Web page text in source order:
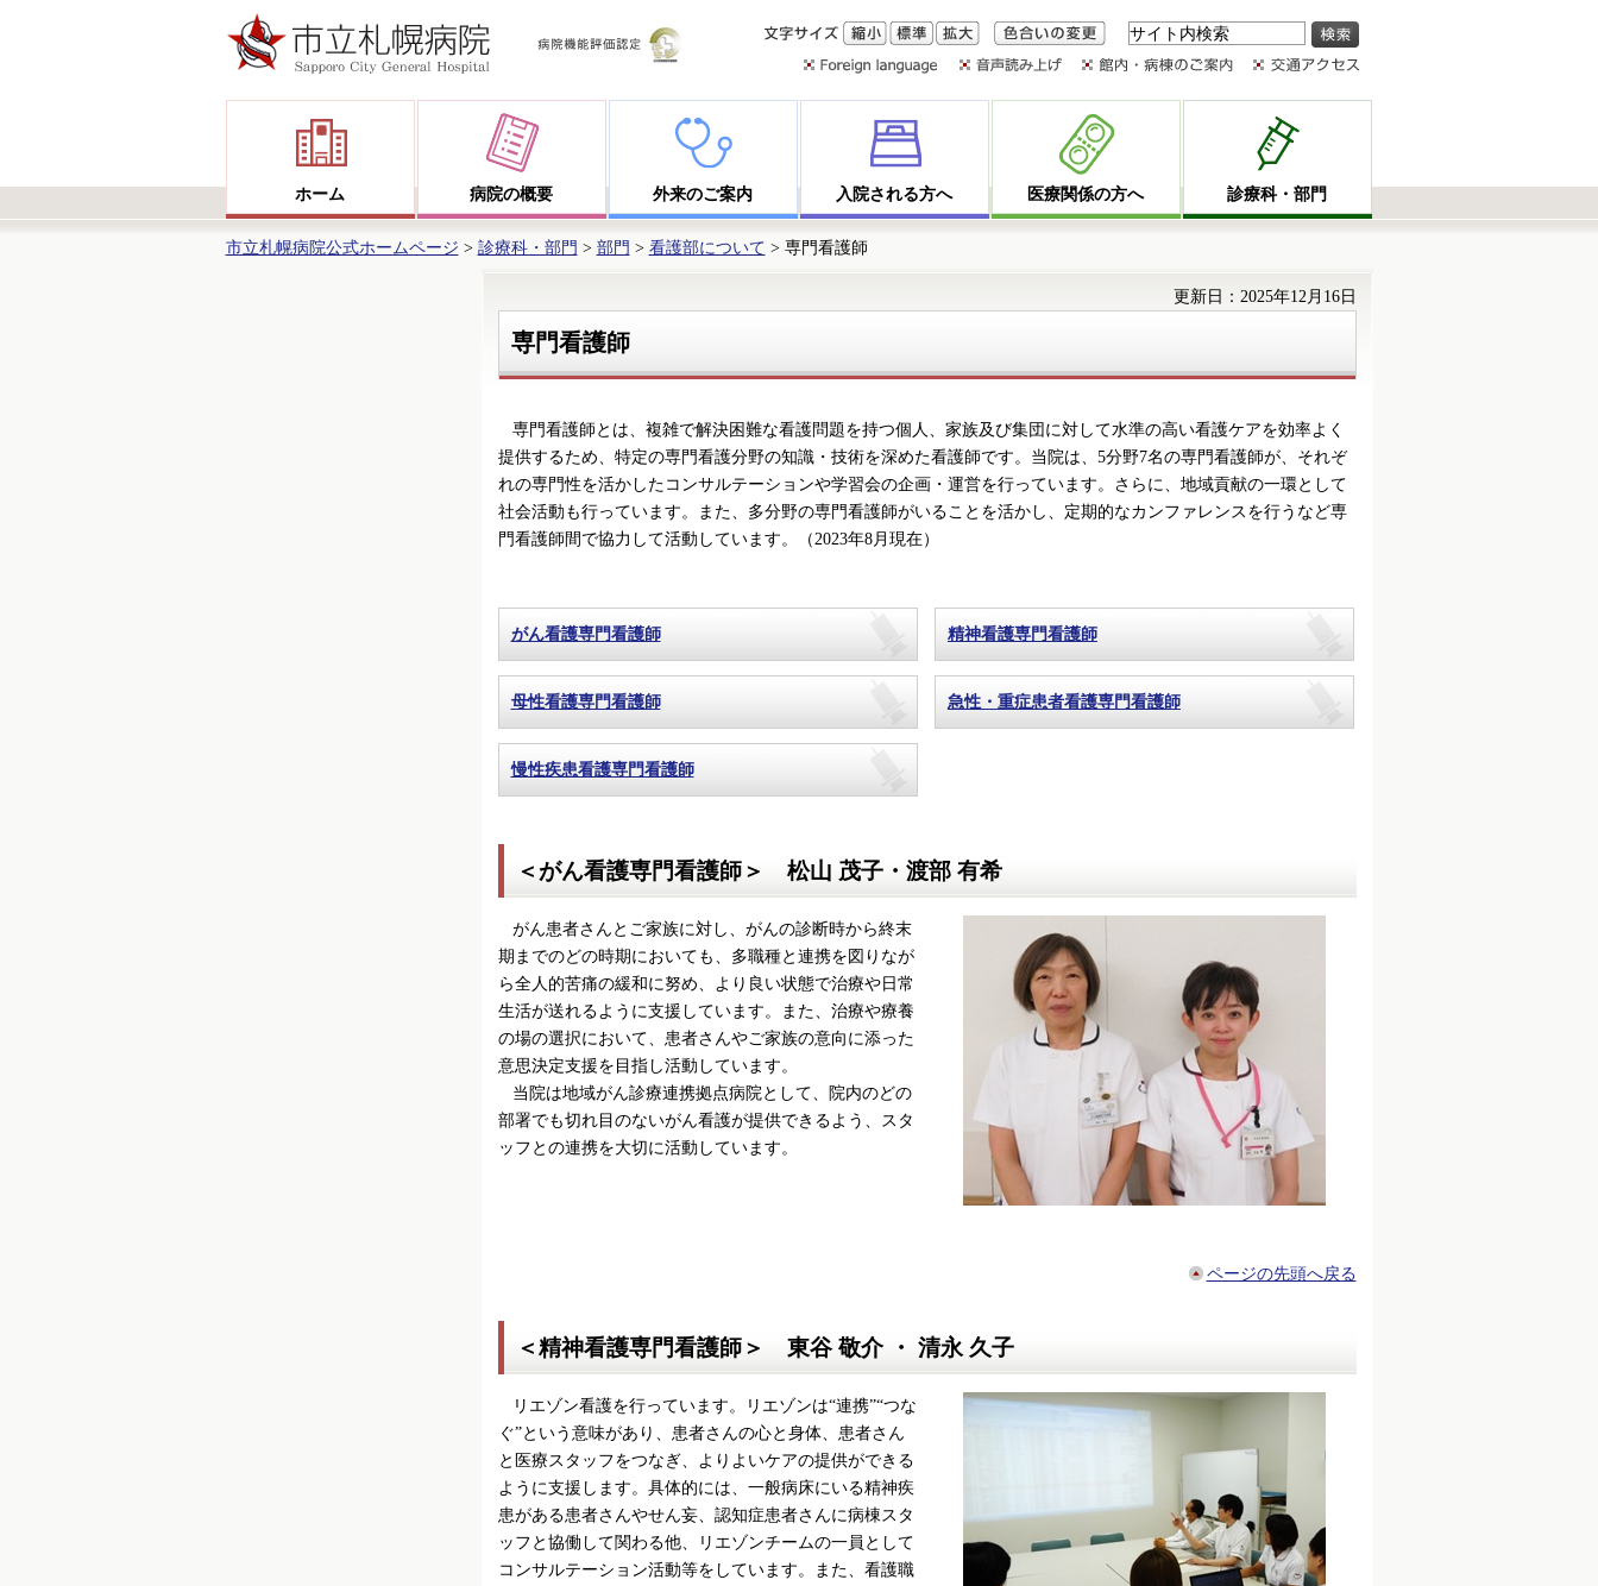
文字サイズ 縮小 標準 拡大 色合いの変更
ホーム 病院の概要 外来のご案内 入院される方へ 医療関係の方へ 診療科・部門
市立札幌病院公式ホームページ > 診療科・部門 > 部門 > 看護部について > 専門看護師
更新日：2025年12月16日
専門看護師
専門看護師とは、複雑で解決困難な看護問題を持つ個人、家族及び集団に対して水準の高い看護ケアを効率よく
提供するため、特定の専門看護分野の知識・技術を深めた看護師です。当院は、5分野7名の専門看護師が、それぞ
れの専門性を活かしたコンサルテーションや学習会の企画・運営を行っています。さらに、地域貢献の一環として
社会活動も行っています。また、多分野の専門看護師がいることを活かし、定期的なカンファレンスを行うなど専
門看護師間で協力して活動しています。（2023年8月現在）
がん看護専門看護師 精神看護専門看護師
母性看護専門看護師 急性・重症患者看護専門看護師
慢性疾患看護専門看護師
＜がん看護専門看護師＞ 松山 茂子・渡部 有希
がん患者さんとご家族に対し、がんの診断時から終末
期までのどの時期においても、多職種と連携を図りなが
ら全人的苦痛の緩和に努め、より良い状態で治療や日常
生活が送れるように支援しています。また、治療や療養
の場の選択において、患者さんやご家族の意向に添った
意思決定支援を目指し活動しています。
当院は地域がん診療連携拠点病院として、院内のどの
部署でも切れ目のないがん看護が提供できるよう、スタ
ッフとの連携を大切に活動しています。
ページの先頭へ戻る
＜精神看護専門看護師＞ 東谷 敬介 ・ 清永 久子
リエゾン看護を行っています。リエゾンは“連携”“つな
ぐ”という意味があり、患者さんの心と身体、患者さん
と医療スタッフをつなぎ、よりよいケアの提供ができる
ように支援します。具体的には、一般病床にいる精神疾
患がある患者さんやせん妄、認知症患者さんに病棟スタ
ッフと協働して関わる他、リエゾンチームの一員として
コンサルテーション活動等をしています。また、看護職